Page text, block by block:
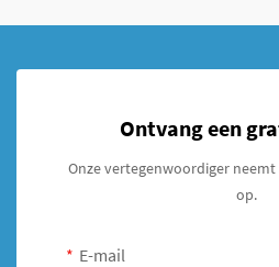
Ontvang een
Onze vertegenwoordiger
op.
E-mail